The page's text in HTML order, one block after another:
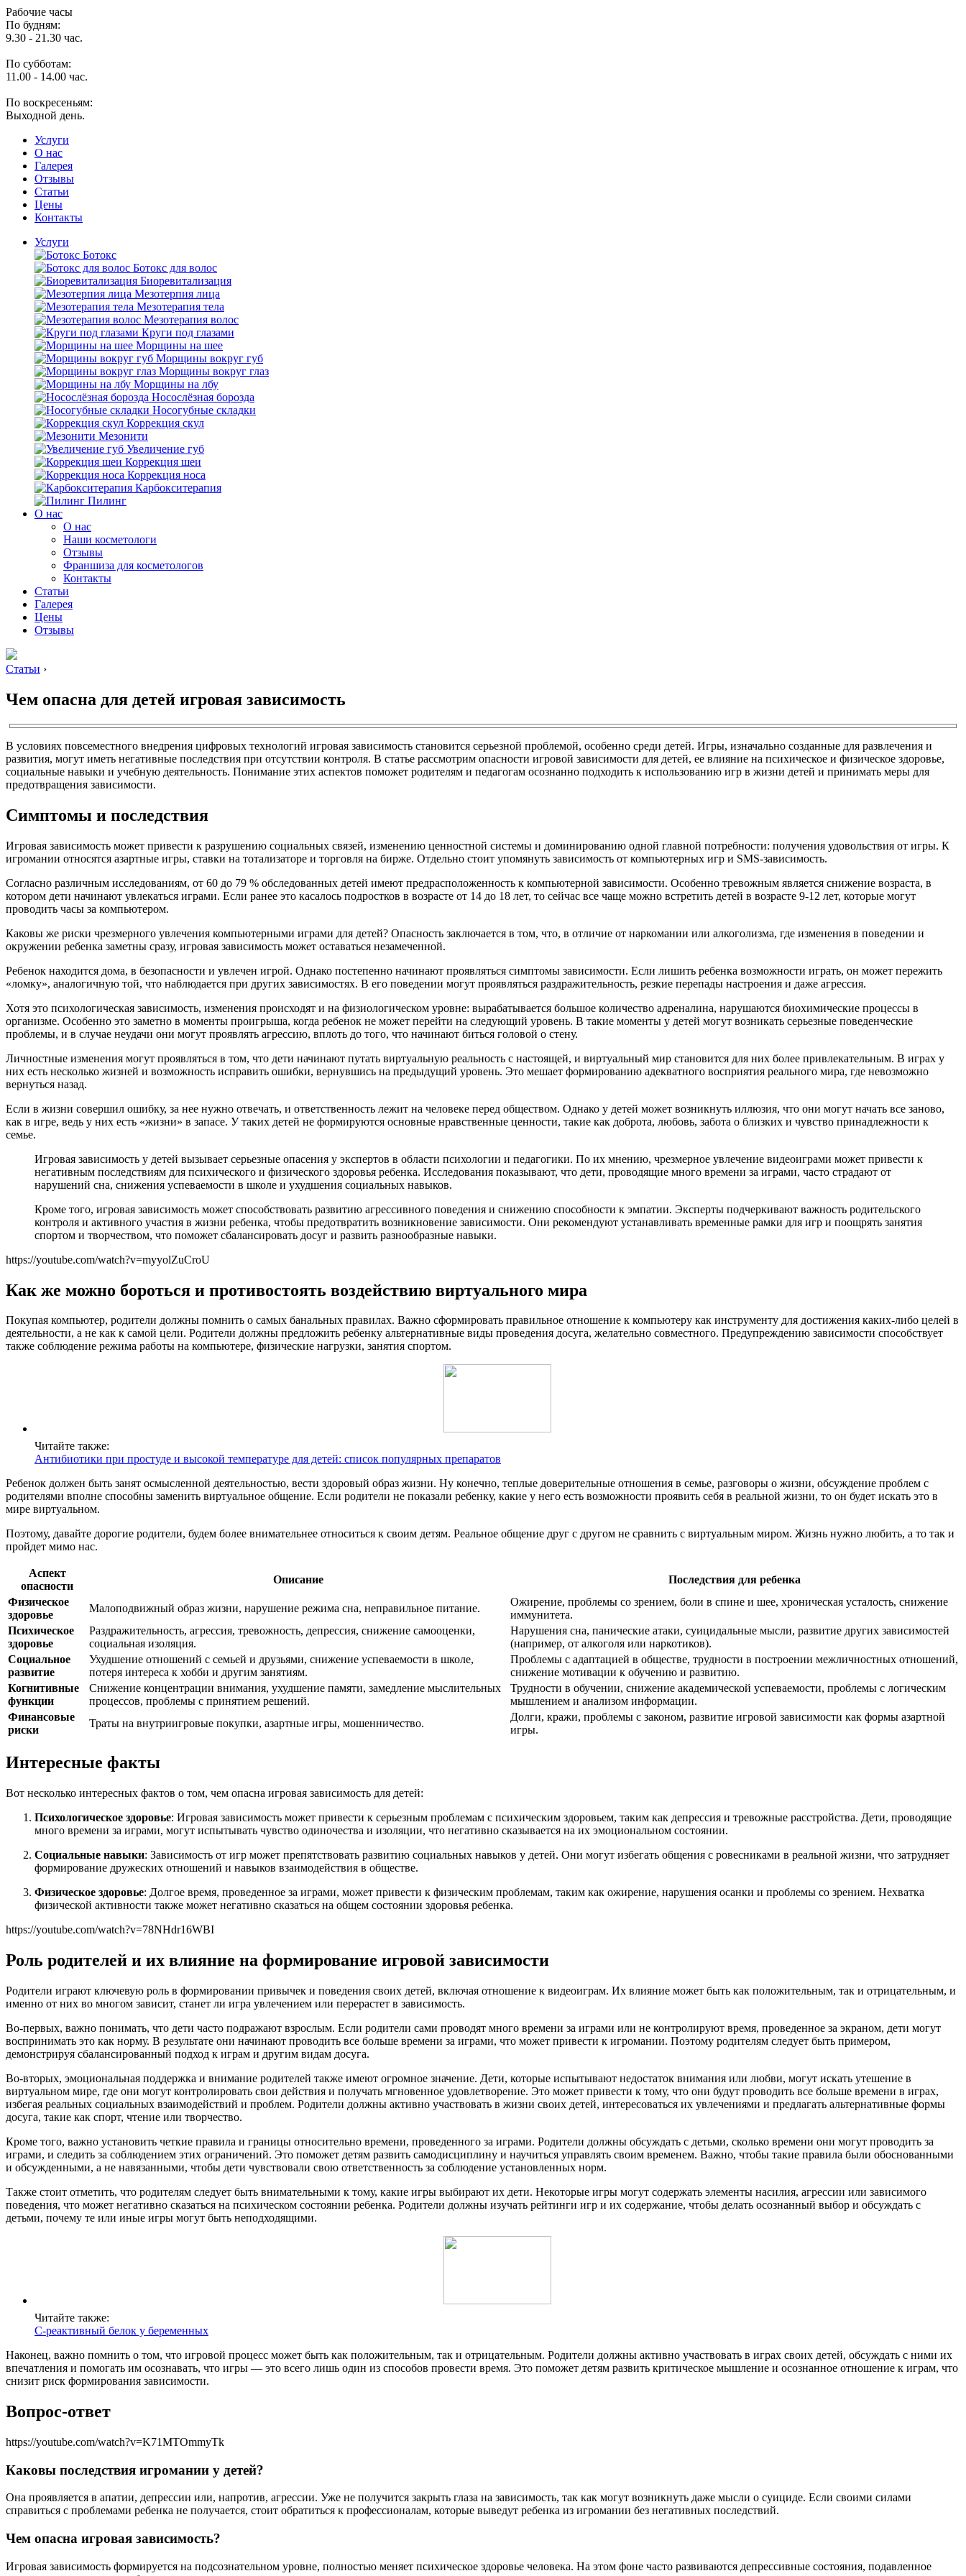
Рабочие часы
По будням:
9.30 - 21.30 час.
По субботам:
11.00 - 14.00 час.
По воскресеньям:
Выходной день.
Услуги
O нас
Галерея
Отзывы
Статьи
Цены
Контакты
Услуги
Ботокс
Ботокс для волос
Биоревитализация
Мезотерпия лица
Мезотерапия тела
Мезотерапия волос
Круги под глазами
Морщины на шее
Морщины вокруг губ
Морщины вокруг глаз
Морщины на лбу
Носослёзная борозда
Носогубные складки
Коррекция скул
Мезонити
Увеличение губ
Коррекция шеи
Коррекция носа
Карбокситерапия
Пилинг
O нас
O нас
Наши косметологи
Отзывы
Франшиза для косметологов
Контакты
Статьи
Галерея
Цены
Отзывы
Статьи ›
Чем опасна для детей игровая зависимость
В условиях повсеместного внедрения цифровых технологий игровая зависимость становится серьезной проблемой, особенно среди детей. Игры, изначально созданные для развлечения и
развития, могут иметь негативные последствия при отсутствии контроля. В статье рассмотрим опасности игровой зависимости для детей, ее влияние на психическое и физическое здоровье,
социальные навыки и учебную деятельность. Понимание этих аспектов поможет родителям и педагогам осознанно подходить к использованию игр в жизни детей и принимать меры для
предотвращения зависимости.
Симптомы и последствия
Игровая зависимость может привести к разрушению социальных связей, изменению ценностной системы и доминированию одной главной потребности: получения удовольствия от игры. К
игромании относятся азартные игры, ставки на тотализаторе и торговля на бирже. Отдельно стоит упомянуть зависимость от компьютерных игр и SMS-зависимость.
Согласно различным исследованиям, от 60 до 79 % обследованных детей имеют предрасположенность к компьютерной зависимости. Особенно тревожным является снижение возраста, в
котором дети начинают увлекаться играми. Если ранее это касалось подростков в возрасте от 14 до 18 лет, то сейчас все чаще можно встретить детей в возрасте 9-12 лет, которые могут
проводить часы за компьютером.
Каковы же риски чрезмерного увлечения компьютерными играми для детей? Опасность заключается в том, что, в отличие от наркомании или алкоголизма, где изменения в поведении и
окружении ребенка заметны сразу, игровая зависимость может оставаться незамеченной.
Ребенок находится дома, в безопасности и увлечен игрой. Однако постепенно начинают проявляться симптомы зависимости. Если лишить ребенка возможности играть, он может пережить
«ломку», аналогичную той, что наблюдается при других зависимостях. В его поведении могут проявляться раздражительность, резкие перепады настроения и даже агрессия.
Хотя это психологическая зависимость, изменения происходят и на физиологическом уровне: вырабатывается большое количество адреналина, нарушаются биохимические процессы в
организме. Особенно это заметно в моменты проигрыша, когда ребенок не может перейти на следующий уровень. В такие моменты у детей могут возникать серьезные поведенческие
проблемы, и в случае неудачи они могут проявлять агрессию, вплоть до того, что начинают биться головой о стену.
Личностные изменения могут проявляться в том, что дети начинают путать виртуальную реальность с настоящей, и виртуальный мир становится для них более привлекательным. В играх у
них есть несколько жизней и возможность исправить ошибки, вернувшись на предыдущий уровень. Это мешает формированию адекватного восприятия реального мира, где невозможно
вернуться назад.
Если в жизни совершил ошибку, за нее нужно отвечать, и ответственность лежит на человеке перед обществом. Однако у детей может возникнуть иллюзия, что они могут начать все заново,
как в игре, ведь у них есть «жизни» в запасе. У таких детей не формируются основные нравственные ценности, такие как доброта, любовь, забота о близких и чувство принадлежности к
семье.
Игровая зависимость у детей вызывает серьезные опасения у экспертов в области психологии и педагогики. По их мнению, чрезмерное увлечение видеоиграми может привести к
негативным последствиям для психического и физического здоровья ребенка. Исследования показывают, что дети, проводящие много времени за играми, часто страдают от
нарушений сна, снижения успеваемости в школе и ухудшения социальных навыков.
Кроме того, игровая зависимость может способствовать развитию агрессивного поведения и снижению способности к эмпатии. Эксперты подчеркивают важность родительского
контроля и активного участия в жизни ребенка, чтобы предотвратить возникновение зависимости. Они рекомендуют устанавливать временные рамки для игр и поощрять занятия
спортом и творчеством, что поможет сбалансировать досуг и развить разнообразные навыки.
https://youtube.com/watch?v=myyolZuCroU
Как же можно бороться и противостоять воздействию виртуального мира
Покупая компьютер, родители должны помнить о самых банальных правилах. Важно сформировать правильное отношение к компьютеру как инструменту для достижения каких-либо целей в
деятельности, а не как к самой цели. Родители должны предложить ребенку альтернативные виды проведения досуга, желательно совместного. Предупреждению зависимости способствует
также соблюдение режима работы на компьютере, физические нагрузки, занятия спортом.
Читайте также:
Антибиотики при простуде и высокой температуре для детей: список популярных препаратов
Ребенок должен быть занят осмысленной деятельностью, вести здоровый образ жизни. Ну конечно, теплые доверительные отношения в семье, разговоры о жизни, обсуждение проблем с
родителями вполне способны заменить виртуальное общение. Если родители не показали ребенку, какие у него есть возможности проявить себя в реальной жизни, то он будет искать это в
мире виртуальном.
Поэтому, давайте дорогие родители, будем более внимательнее относиться к своим детям. Реальное общение друг с другом не сравнить с виртуальным миром. Жизнь нужно любить, а то так и
пройдет мимо нас.
Аспект
опасности
Описание
Последствия для ребенка
Физическое
здоровье
Малоподвижный образ жизни, нарушение режима сна, неправильное питание.
Ожирение, проблемы со зрением, боли в спине и шее, хроническая усталость, снижение
иммунитета.
Психическое
здоровье
Раздражительность, агрессия, тревожность, депрессия, снижение самооценки,
социальная изоляция.
Нарушения сна, панические атаки, суицидальные мысли, развитие других зависимостей
(например, от алкоголя или наркотиков).
Социальное
развитие
Ухудшение отношений с семьей и друзьями, снижение успеваемости в школе,
потеря интереса к хобби и другим занятиям.
Проблемы с адаптацией в обществе, трудности в построении межличностных отношений,
снижение мотивации к обучению и развитию.
Когнитивные
функции
Снижение концентрации внимания, ухудшение памяти, замедление мыслительных
процессов, проблемы с принятием решений.
Трудности в обучении, снижение академической успеваемости, проблемы с логическим
мышлением и анализом информации.
Финансовые
риски
Траты на внутриигровые покупки, азартные игры, мошенничество.
Долги, кражи, проблемы с законом, развитие игровой зависимости как формы азартной
игры.
Интересные факты
Вот несколько интересных фактов о том, чем опасна игровая зависимость для детей:
Психологическое здоровье: Игровая зависимость может привести к серьезным проблемам с психическим здоровьем, таким как депрессия и тревожные расстройства. Дети, проводящие
много времени за играми, могут испытывать чувство одиночества и изоляции, что негативно сказывается на их эмоциональном состоянии.
Социальные навыки: Зависимость от игр может препятствовать развитию социальных навыков у детей. Они могут избегать общения с ровесниками в реальной жизни, что затрудняет
формирование дружеских отношений и навыков взаимодействия в обществе.
Физическое здоровье: Долгое время, проведенное за играми, может привести к физическим проблемам, таким как ожирение, нарушения осанки и проблемы со зрением. Нехватка
физической активности также может негативно сказаться на общем состоянии здоровья ребенка.
https://youtube.com/watch?v=78NHdr16WBI
Роль родителей и их влияние на формирование игровой зависимости
Родители играют ключевую роль в формировании привычек и поведения своих детей, включая отношение к видеоиграм. Их влияние может быть как положительным, так и отрицательным, и
именно от них во многом зависит, станет ли игра увлечением или перерастет в зависимость.
Во-первых, важно понимать, что дети часто подражают взрослым. Если родители сами проводят много времени за играми или не контролируют время, проведенное за экраном, дети могут
воспринимать это как норму. В результате они начинают проводить все больше времени за играми, что может привести к игромании. Поэтому родителям следует быть примером,
демонстрируя сбалансированный подход к играм и другим видам досуга.
Во-вторых, эмоциональная поддержка и внимание родителей также имеют огромное значение. Дети, которые испытывают недостаток внимания или любви, могут искать утешение в
виртуальном мире, где они могут контролировать свои действия и получать мгновенное удовлетворение. Это может привести к тому, что они будут проводить все больше времени в играх,
избегая реальных социальных взаимодействий и проблем. Родители должны активно участвовать в жизни своих детей, интересоваться их увлечениями и предлагать альтернативные формы
досуга, такие как спорт, чтение или творчество.
Кроме того, важно установить четкие правила и границы относительно времени, проведенного за играми. Родители должны обсуждать с детьми, сколько времени они могут проводить за
играми, и следить за соблюдением этих ограничений. Это поможет детям развить самодисциплину и научиться управлять своим временем. Важно, чтобы такие правила были обоснованными
и обсужденными, а не навязанными, чтобы дети чувствовали свою ответственность за соблюдение установленных норм.
Также стоит отметить, что родителям следует быть внимательными к тому, какие игры выбирают их дети. Некоторые игры могут содержать элементы насилия, агрессии или зависимого
поведения, что может негативно сказаться на психическом состоянии ребенка. Родители должны изучать рейтинги игр и их содержание, чтобы делать осознанный выбор и обсуждать с
детьми, почему те или иные игры могут быть неподходящими.
Читайте также:
С-реактивный белок у беременных
Наконец, важно помнить о том, что игровой процесс может быть как положительным, так и отрицательным. Родители должны активно участвовать в играх своих детей, обсуждать с ними их
впечатления и помогать им осознавать, что игры — это всего лишь один из способов провести время. Это поможет детям развить критическое мышление и осознанное отношение к играм, что
снизит риск формирования зависимости.
Вопрос-ответ
https://youtube.com/watch?v=K71MTOmmyTk
Каковы последствия игромании у детей?
Она проявляется в апатии, депрессии или, напротив, агрессии. Уже не получится закрыть глаза на зависимость, так как могут возникнуть даже мысли о суициде. Если своими силами
справиться с проблемами ребенка не получается, стоит обратиться к профессионалам, которые выведут ребенка из игромании без негативных последствий.
Чем опасна игровая зависимость?
Игровая зависимость формируется на подсознательном уровне, полностью меняет психическое здоровье человека. На этом фоне часто развиваются депрессивные состояния, подавленное